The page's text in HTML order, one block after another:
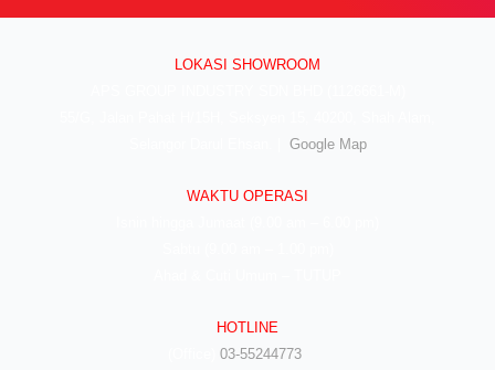
LOKASI SHOWROOM
Google Map
WAKTU OPERASI
HOTLINE
03-55244773